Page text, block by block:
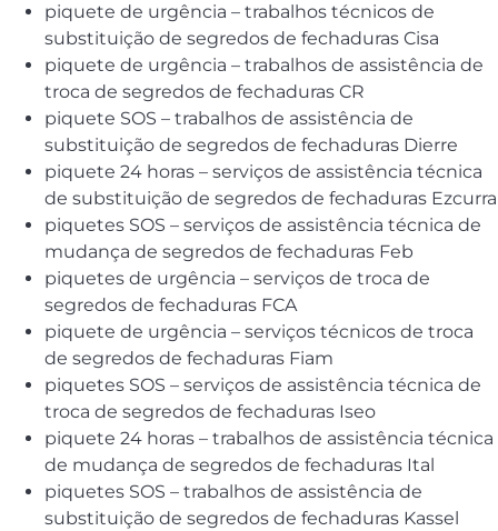
piquete de urgência – trabalhos técnicos de
substituição de segredos de fechaduras Cisa
piquete de urgência – trabalhos de assistência de
troca de segredos de fechaduras CR
piquete SOS – trabalhos de assistência de
substituição de segredos de fechaduras Dierre
piquete 24 horas – serviços de assistência técnica
de substituição de segredos de fechaduras Ezcurra
piquetes SOS – serviços de assistência técnica de
mudança de segredos de fechaduras Feb
piquetes de urgência – serviços de troca de
segredos de fechaduras FCA
piquete de urgência – serviços técnicos de troca
de segredos de fechaduras Fiam
piquetes SOS – serviços de assistência técnica de
troca de segredos de fechaduras Iseo
piquete 24 horas – trabalhos de assistência técnica
de mudança de segredos de fechaduras Ital
piquetes SOS – trabalhos de assistência de
substituição de segredos de fechaduras Kassel